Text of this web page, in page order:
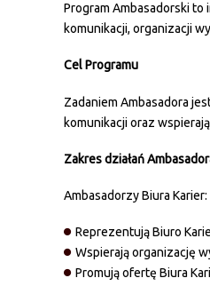
Program Ambasadorski
komunikacji, organizacji
Cel Programu
Zadaniem Ambasadora
komunikacji oraz
Zakres działań
Ambasadorzy Biura Karier:
Reprezentują Biuro
Wspierają organizację
Promują ofertę Biura